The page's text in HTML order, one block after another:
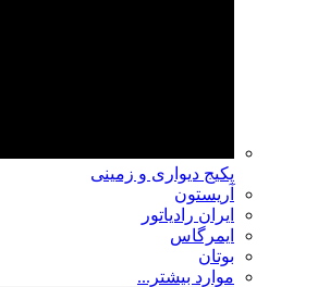
پکیج دیواری و زمینی
آریستون
ایران رادیاتور
ایمرگاس
بوتان
موارد بیشتر...